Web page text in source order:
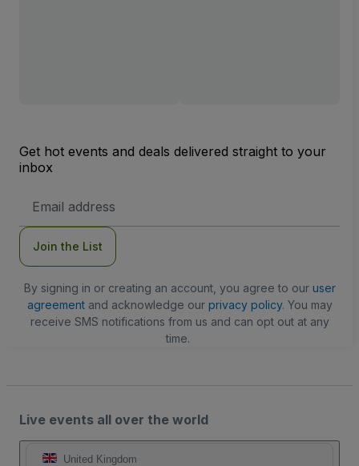
Get hot events and deals delivered straight to your
inbox
Address
Join the List
By signing in or creating an account, you agree to our user
agreementand acknowledge our privacy policy. You may
receive SMS notifications from us and can opt out at any
time.
Live events all over the world
United Kingdom